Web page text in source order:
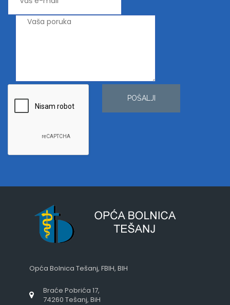
POŠALJI
Opća Bolnica Tešanj, FBIH, BIH
Braće Pobrića 17,
74260 Tešanj, BiH